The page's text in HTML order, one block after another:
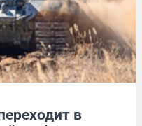
в